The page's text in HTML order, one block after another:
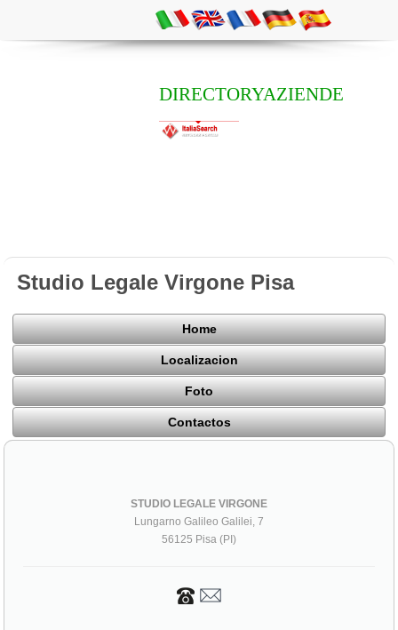
DIRECTORYAZIENDE
Studio Legale Virgone Pisa
Home
Localizacion
Foto
Contactos
STUDIO LEGALE VIRGONE
Lungarno Galileo Galilei, 7
56125 Pisa (PI)